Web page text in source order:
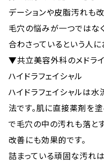
デーションや皮脂汚れも改
毛穴の悩みが一つではな
合わさっているという人に
▼共立美容外科のメドラ
ハイドラフェイシャル
ハイドラフェイシャルは
法です。肌に直接薬剤を
で毛穴の中の汚れも落と
改善にも効果的です。
詰まっている頑固な汚れ